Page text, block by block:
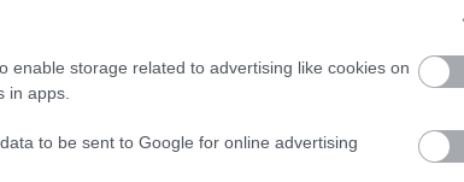
enable storage related to advertising like cookies on
in apps.
to be sent to Google for online advertising
kell...(